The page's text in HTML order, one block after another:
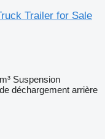
Trailer for Sale
Suspension
déchargement arrière